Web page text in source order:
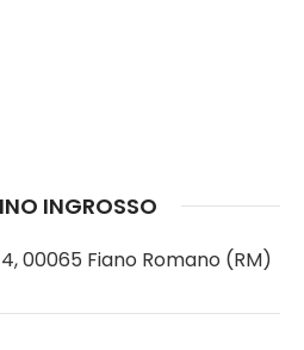
INGROSSO
00065 Fiano Romano (RM)